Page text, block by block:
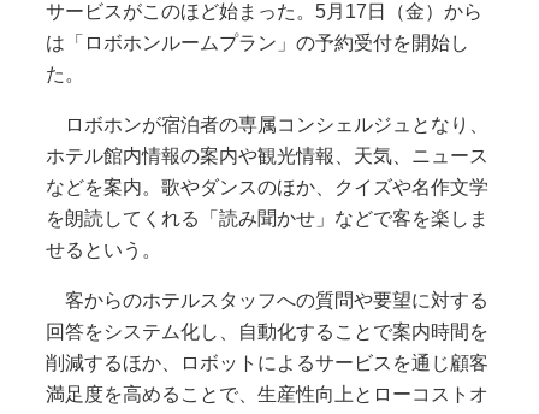
サービスがこのほど始まった。5月17日（金）から
は「ロボホンルームプラン」の予約受付を開始し
た。
ロボホンが宿泊者の専属コンシェルジュとなり、
ホテル館内情報の案内や観光情報、天気、ニュース
などを案内。歌やダンスのほか、クイズや名作文学
を朗読してくれる「読み聞かせ」などで客を楽しま
せるという。
客からのホテルスタッフへの質問や要望に対する
回答をシステム化し、自動化することで案内時間を
削減するほか、ロボットによるサービスを通じ顧客
満足度を高めることで、生産性向上とローコストオ